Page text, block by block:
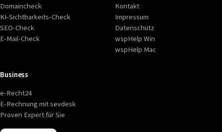
Domaincheck
KI-Sichtbarkeits-Check
SEO-Check
E-Mail-Check
Kontakt
Impressum
Datenschutz
wspHelp Win
wspHelp Mac
Business
e-Recht24
E-Rechnung mit sevdesk
Proven Expert für Sie